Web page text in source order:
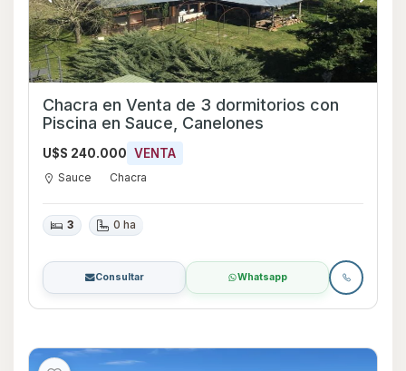
Chacra en Venta de 3 dormitorios con
Piscina en Sauce, Canelones
U$S 240.000 VENTA
Sauce Chacra
3 0 ha
Consultar Whatsapp